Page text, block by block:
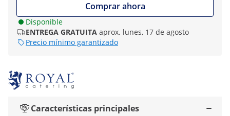
Comprar ahora
Disponible
ENTREGA GRATUITA aprox. lunes, 17 de agosto
Precio mínimo garantizado
Características principales